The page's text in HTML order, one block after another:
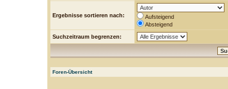
Ergebnisse sortieren nach:
Aufsteigend
Absteigend
Suchzeitraum begrenzen:
Foren-Übersicht